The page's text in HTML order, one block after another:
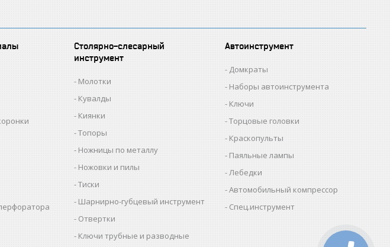
Столярно-слесарный
инструмент
Молотки
Кувалды
Киянки
Топоры
Ножницы по металлу
Ножовки и пилы
Тиски
Шарнирно-губцевый инструмент
Отвертки
Ключи трубные и разводные
Автоинструмент
Домкраты
Наборы автоинструмента
Ключи
Торцовые головки
Краскопульты
Паяльные лампы
Лебедки
Автомобильный компрессор
Спец.инструмент